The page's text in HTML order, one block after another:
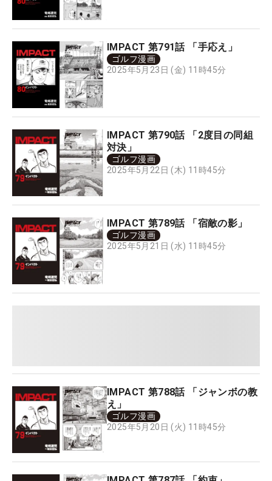
IMPACT 第791話 「手応え」
ゴルフ漫画
2025年5月23日 (金) 11時45分
IMPACT 第790話 「2度目の同組
対決」
ゴルフ漫画
2025年5月22日 (木) 11時45分
IMPACT 第789話 「宿敵の影」
ゴルフ漫画
2025年5月21日 (水) 11時45分
IMPACT 第788話 「ジャンボの教
え」
ゴルフ漫画
2025年5月20日 (火) 11時45分